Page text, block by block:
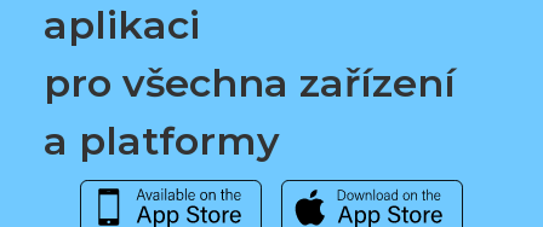
aplikaci
pro všechna zařízení
a platformy